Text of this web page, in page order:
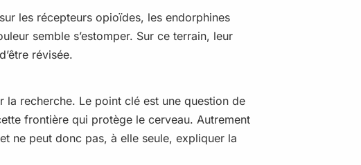
les récepteurs opioïdes, les endorphines
semble s’estomper. Sur ce terrain, leur
révisée.
la recherche. Le point clé est une question de
frontière qui protège le cerveau. Autrement
ne peut donc pas, à elle seule, expliquer la